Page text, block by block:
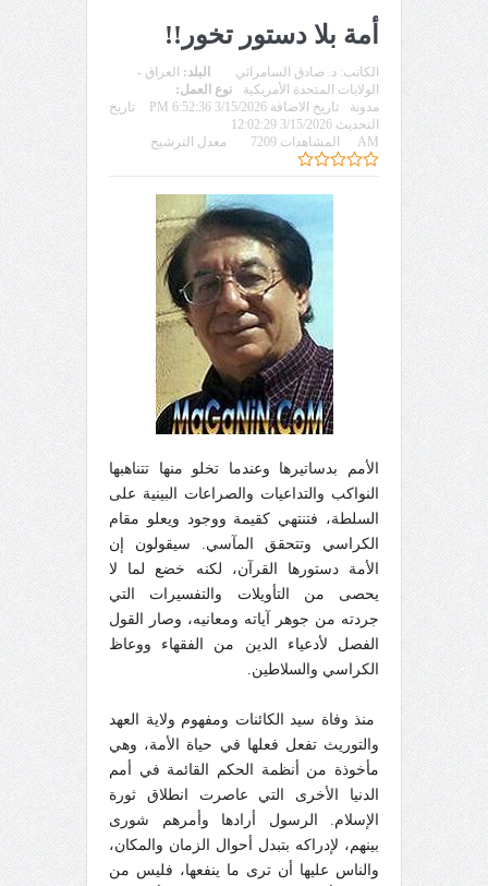
أمة بلا دستور تخور!!
الكاتب: د. صادق السامرائي البلد: العراق -
الولايات المتحدة الأمريكية
نوع العمل:
مدونة
تاريخ الاضافة 3/15/2026 6:52:36 PM
تاريخ
التحديث 3/15/2026 12:02:29
AM
المشاهدات 7209 معدل الترشيح
الأمم بدساتيرها وعندما تخلو منها تتناهبها
النواكب والتداعيات والصراعات البينية على
السلطة، فتنتهي كقيمة ووجود ويعلو مقام
الكراسي وتتحقق المآسي. سيقولون إن
الأمة دستورها القرآن، لكنه خضع لما لا
يحصى من التأويلات والتفسيرات التي
جردته من جوهر آياته ومعانيه، وصار القول
الفصل لأدعياء الدين من الفقهاء ووعاظ
الكراسي والسلاطين.
منذ وفاة سيد الكائنات ومفهوم ولاية العهد
والتوريث تفعل فعلها في حياة الأمة، وهي
مأخوذة من أنظمة الحكم القائمة في أمم
الدنيا الأخرى التي عاصرت انطلاق ثورة
الإسلام. الرسول أرادها وأمرهم شورى
بينهم، لإدراكه بتبدل أحوال الزمان والمكان،
والناس عليها أن ترى ما ينفعها، فليس من